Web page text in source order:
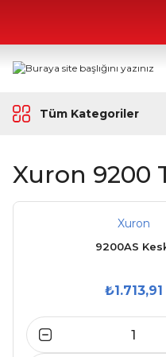
Tüm Kategoriler
Xuron 9200
Xuron
9200AS
₺1.713,91